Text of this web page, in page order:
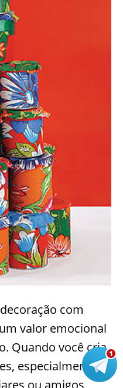
com
valor emocional
Quando você cria
especialmente
ou amigos,